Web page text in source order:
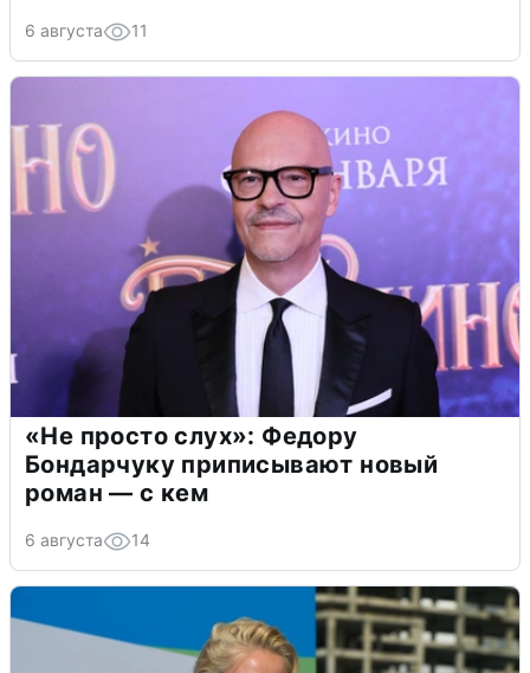
6 августа 11
«Не просто слух»: Федору
Бондарчуку приписывают новый
роман — с кем
6 августа 14